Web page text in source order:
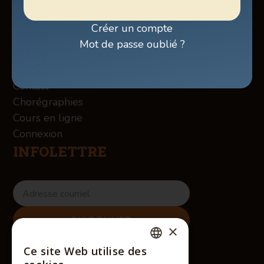
Créer un compte
Mot de passe oublié ?
Programmation sur Facebook
Billetterie
À propos des Winslow
Contact
Chorégraphies
Cours en ligne
Connexion
INFOLETTRE
RÉSEAUX SOCIAUX
×
Ce site Web utilise des